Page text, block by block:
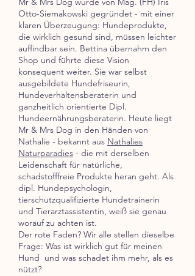
Otto-Siemakowski gegründet - mit einer
klaren Überzeugung: Hundeprodukte,
die wirklich gesund sind, müssen leichter
auffindbar sein. Bettina übernahm den
Shop und führte diese Vision
konsequent weiter. Sie war selbst
ausgebildete Hundefriseurin,
Hundeverhaltensberaterin und
ganzheitlich orientierte Dipl.
Hundeernährungsberaterin. Heute liegt
Mr & Mrs Dog in den Händen von
Nathalie - bekannt aus Nathalies
Naturparadies - die mit derselben
Leidenschaft für natürliche,
schadstofffreie Produkte heran geht. Als
dipl. Hundepsychologin,
tierschutzqualifizierte Hundetrainerin
und Tierarztassistentin, weiß sie genau
worauf zu achten ist.
Der rote Faden? Wir alle stellen dieselbe
Frage: Was ist wirklich gut für meinen
Hund und was schadet ihm mehr, als es
nützt?